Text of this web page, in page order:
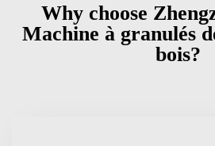
Why choose
Machine à granulés
bois?